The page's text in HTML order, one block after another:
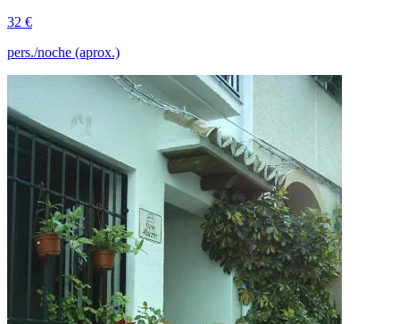
32 €
pers./noche (aprox.)